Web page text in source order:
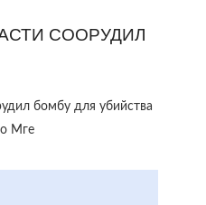
СООРУДИЛ
бомбу для убийства
Мге